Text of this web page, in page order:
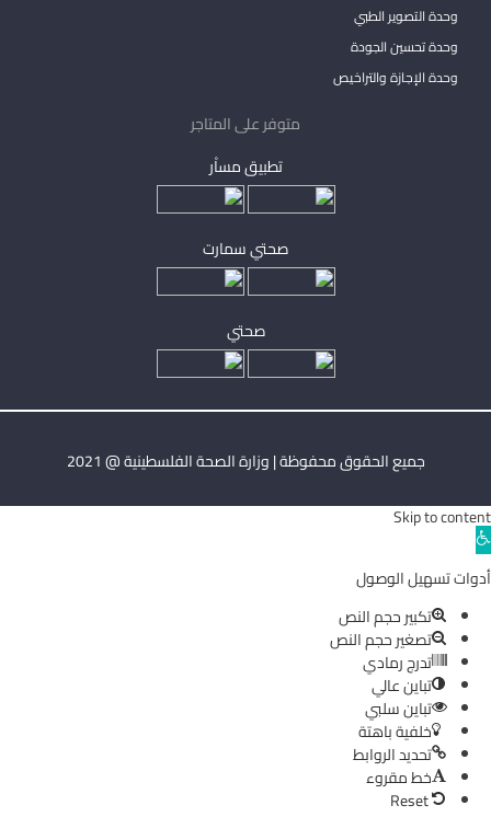
وحدة التصوير الطبي
وحدة تحسين الجودة
وحدة الإجازة والتراخيص
متوفر على المتاجر
تطبيق مساْر
صحتي سمارت
صحتي
جميع الحقوق محفوظة | وزارة الصحة الفلسطينية @ 2021
Skip to content
Open
toolbar
أدوات تسهيل الوصول
تكبير حجم النص
تصغير حجم النص
تدرج رمادي
تباين عالي
تباين سلبي
خلفية باهتة
تحديد الروابط
خط مقروء
Reset